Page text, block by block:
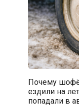
Почему
ездили на
попадали в